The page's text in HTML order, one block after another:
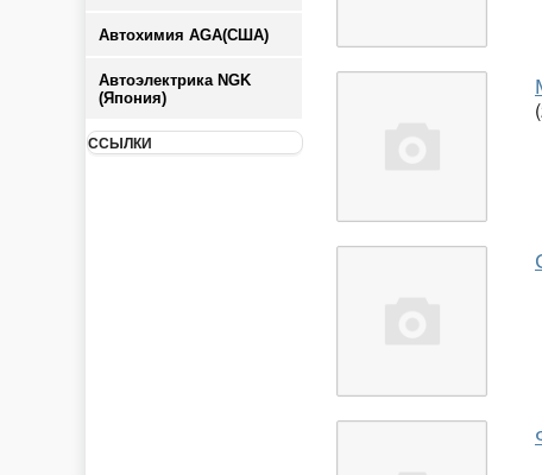
Автохимия AGA(США)
Автоэлектрика NGK
(Япония)
ССЫЛКИ